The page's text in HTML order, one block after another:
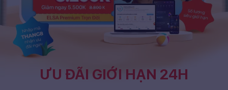
ƯU ĐÃI GIỚI HẠN 24H